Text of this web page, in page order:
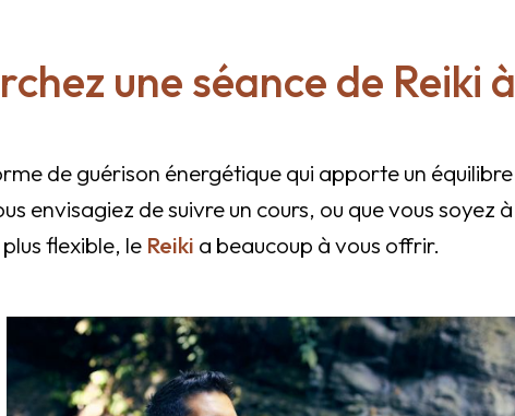
une séance de Reiki
de guérison énergétique qui apporte un
envisagiez de suivre un cours, ou que vous soyez
flexible, le Reiki a beaucoup à vous offrir.